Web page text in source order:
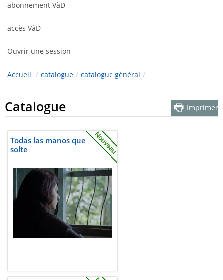
abonnement VàD
accès VàD
Ouvrir une session
Accueil / catalogue / catalogue général /
Catalogue Imprimer
Todas las manos que
solte